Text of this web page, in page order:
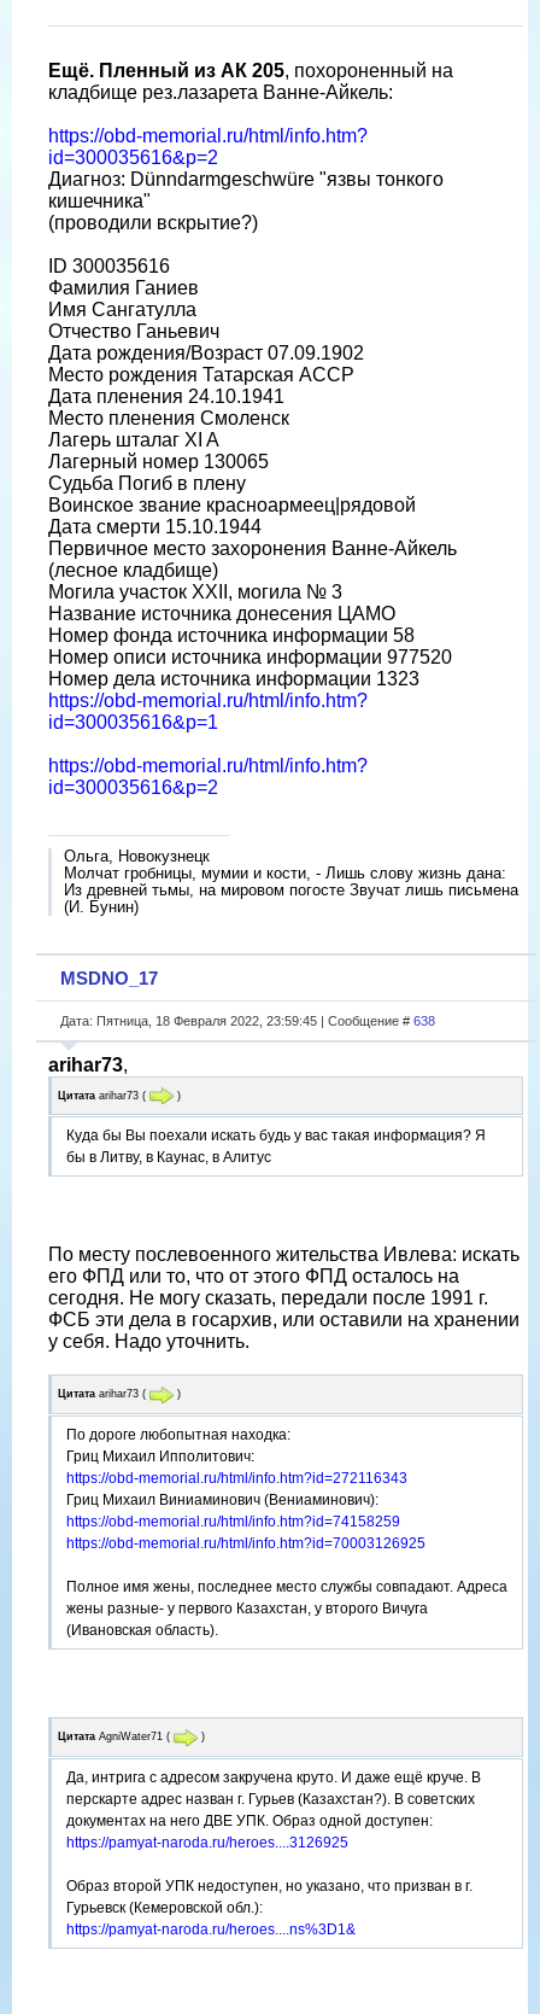
Ещё. Пленный из АК 205, похороненный на
кладбище рез.лазарета Ванне-Айкель:
https://obd-memorial.ru/html/info.htm?
id=300035616&p=2
Диагноз: Dünndarmgeschwüre "язвы тонкого
кишечника"
(проводили вскрытие?)
ID 300035616
Фамилия Ганиев
Имя Сангатулла
Отчество Ганьевич
Дата рождения/Возраст 07.09.1902
Место рождения Татарская АССР
Дата пленения 24.10.1941
Место пленения Смоленск
Лагерь шталаг XI A
Лагерный номер 130065
Судьба Погиб в плену
Воинское звание красноармеец|рядовой
Дата смерти 15.10.1944
Первичное место захоронения Ванне-Айкель
(лесное кладбище)
Могила участок XXII, могила № 3
Название источника донесения ЦАМО
Номер фонда источника информации 58
Номер описи источника информации 977520
Номер дела источника информации 1323
https://obd-memorial.ru/html/info.htm?
id=300035616&p=1
https://obd-memorial.ru/html/info.htm?
id=300035616&p=2
Ольга, Новокузнецк
Молчат гробницы, мумии и кости, - Лишь слову жизнь дана:
Из древней тьмы, на мировом погосте Звучат лишь письмена
(И. Бунин)
MSDNO_17
Дата: Пятница, 18 Февраля 2022, 23:59:45 | Сообщение # 638
arihar73,
Цитата arihar73 ( )
Куда бы Вы поехали искать будь у вас такая информация? Я
бы в Литву, в Каунас, в Алитус
По месту послевоенного жительства Ивлева: искать
его ФПД или то, что от этого ФПД осталось на
сегодня. Не могу сказать, передали после 1991 г.
ФСБ эти дела в госархив, или оставили на хранении
у себя. Надо уточнить.
Цитата arihar73 ( )
По дороге любопытная находка:
Гриц Михаил Ипполитович:
https://obd-memorial.ru/html/info.htm?id=272116343
Гриц Михаил Виниаминович (Вениаминович):
https://obd-memorial.ru/html/info.htm?id=74158259
https://obd-memorial.ru/html/info.htm?id=70003126925
Полное имя жены, последнее место службы совпадают. Адреса
жены разные- у первого Казахстан, у второго Вичуга
(Ивановская область).
Цитата AgniWater71 ( )
Да, интрига с адресом закручена круто. И даже ещё круче. В
перскарте адрес назван г. Гурьев (Казахстан?). В советских
документах на него ДВЕ УПК. Образ одной доступен:
https://pamyat-naroda.ru/heroes....3126925
Образ второй УПК недоступен, но указано, что призван в г.
Гурьевск (Кемеровской обл.):
https://pamyat-naroda.ru/heroes....ns%3D1&